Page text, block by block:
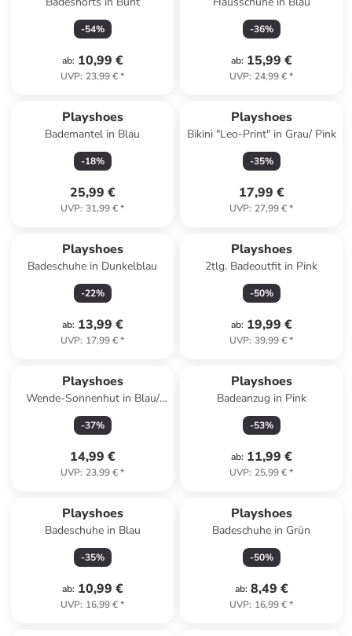
-54%
ab: 10,99 €
UVP: 23,99 €*
-36%
ab: 15,99 €
UVP: 24,99 €*
Playshoes
Bademantel in Blau
-18%
25,99 €
UVP: 31,99 €*
Playshoes
Bikini "Leo-Print" in Grau/ Pink
-35%
17,99 €
UVP: 27,99 €*
Playshoes
Badeschuhe in Dunkelblau
-22%
ab: 13,99 €
UVP: 17,99 €*
Playshoes
2tlg. Badeoutfit in Pink
-50%
ab: 19,99 €
UVP: 39,99 €*
Playshoes
Wende-Sonnenhut in Blau/
Orange
-37%
14,99 €
UVP: 23,99 €*
Playshoes
Badeanzug in Pink
-53%
ab: 11,99 €
UVP: 25,99 €*
Playshoes
Badeschuhe in Blau
-35%
ab: 10,99 €
UVP: 16,99 €*
Playshoes
Badeschuhe in Grün
-50%
ab: 8,49 €
UVP: 16,99 €*